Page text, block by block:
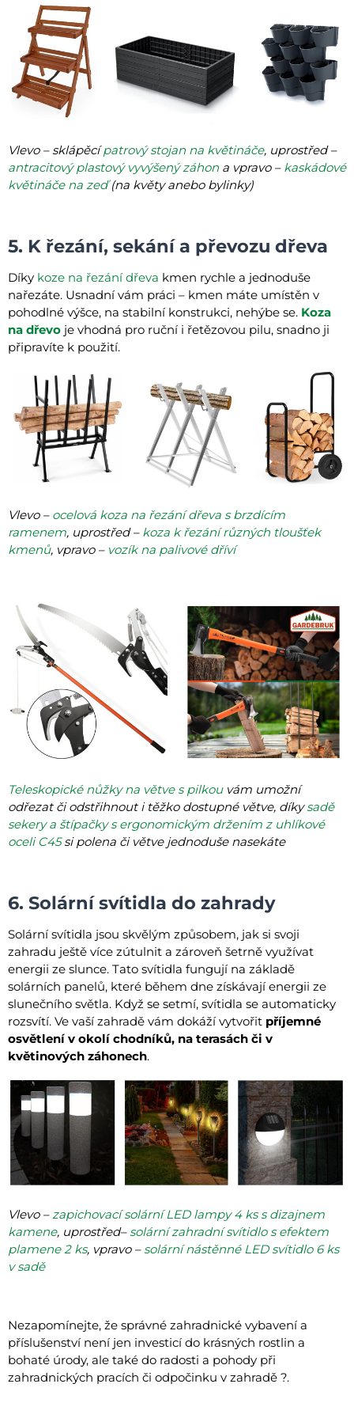
Vlevo – sklápěcípatrový stojan na květináče, uprostřed –
antracitový plastový vyvýšený záhon a vpravo – kaskádové
květináče na zeď(na květy anebo bylinky)
5. K řezání, sekání a převozu dřeva
Díky koze na řezání dřeva kmen rychle a jednoduše
nařezáte. Usnadní vám práci – kmen máte umístěn v
pohodlné výšce, na stabilní konstrukci, nehýbe se. Koza
na dřevo je vhodná pro ruční i řetězovou pilu, snadno ji
připravíte k použití.
Vlevo – ocelová koza na řezání dřeva s brzdícím
ramenem, uprostřed – koza k řezání různých tloušťek
kmenů, vpravo – vozík na palivové dříví
Teleskopické nůžky na větve s pilkouvám umožní
odřezat či odstřihnout i těžko dostupné větve, díkysadě
sekery a štípačky s ergonomickým držením z uhlíkové
oceli C45 si polena či větve jednoduše nasekáte
6. Solární svítidla do zahrady
Solární svítidla jsou skvělým způsobem, jak si svoji
zahradu ještě více zútulnit a zároveň šetrně využívat
energii ze slunce. Tato svítidla fungují na základě
solárních panelů, které během dne získávají energii ze
slunečního světla. Když se setmí, svítidla se automaticky
rozsvítí. Ve vaší zahradě vám dokáží vytvořit příjemné
osvětlení v okolí chodníků, na terasách či v
květinových záhonech.
Vlevo – zapichovací solární LED lampy 4 ks s dizajnem
kamene, uprostřed– solární zahradní svítidlo s efektem
plamene 2 ks, vpravo – solární nástěnné LED svítidlo 6 ks
v sadě
Nezapomínejte, že správné zahradnické vybavení a
příslušenství není jen investicí do krásných rostlin a
bohaté úrody, ale také do radosti a pohody při
zahradnických pracích či odpočinku v zahradě ?.